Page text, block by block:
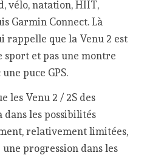
vélo, natation, HIIT,
Garmin Connect. Là
rappelle que la Venu 2 est
sport et pas une montre
puce GPS.
les Venu 2 / 2S des
les possibilités
relativement limitées,
progression dans les